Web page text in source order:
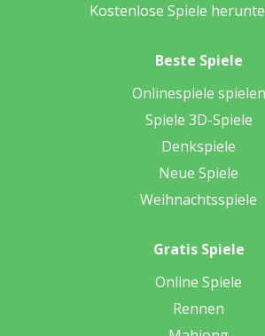
Kostenlose Spiele
Beste Spiele
Onlinespiele spielen
Spiele 3D-Spiele
Denkspiele
Neue Spiele
Weihnachtsspiele
Gratis Spiele
Online Spiele
Rennen